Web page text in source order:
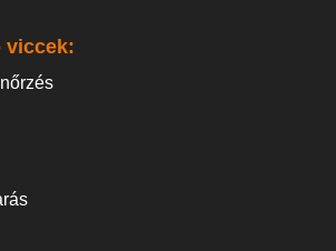
viccek: